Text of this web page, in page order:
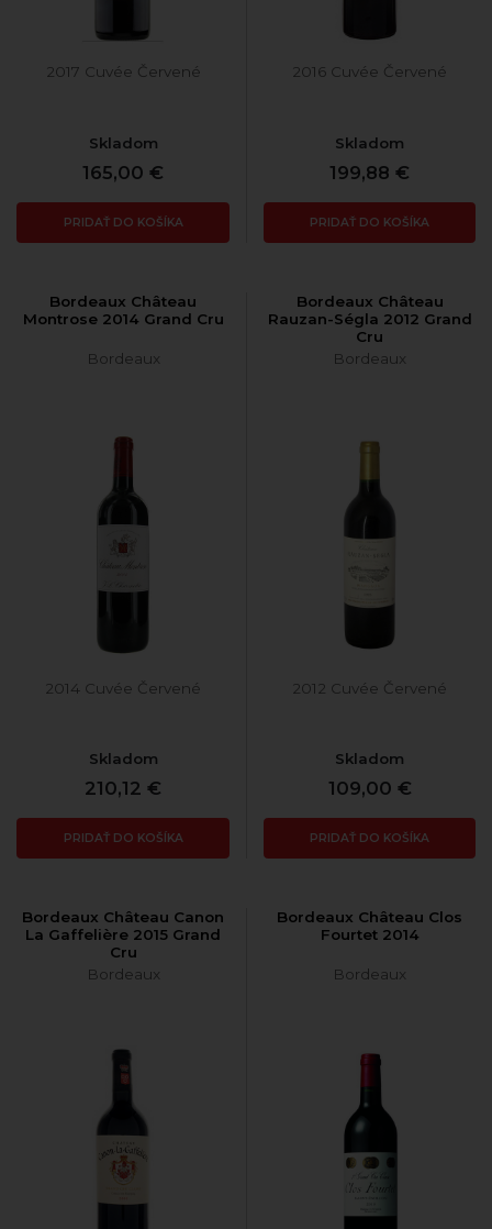
2017 Cuvée Červené
Skladom
165,00 €
PRIDAŤ DO KOŠÍKA
2016 Cuvée Červené
Skladom
199,88 €
PRIDAŤ DO KOŠÍKA
Bordeaux Château
Montrose 2014 Grand Cru
Bordeaux
2014 Cuvée Červené
Skladom
210,12 €
PRIDAŤ DO KOŠÍKA
Bordeaux Château
Rauzan-Ségla 2012 Grand
Cru
Bordeaux
2012 Cuvée Červené
Skladom
109,00 €
PRIDAŤ DO KOŠÍKA
Bordeaux Château Canon
La Gaffelière 2015 Grand
Cru
Bordeaux
Bordeaux Château Clos
Fourtet 2014
Bordeaux